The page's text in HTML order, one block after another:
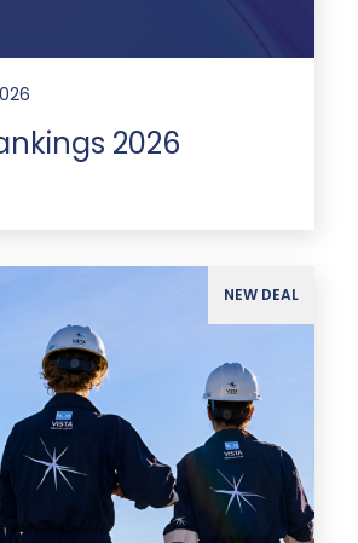
2026
NEW DEAL